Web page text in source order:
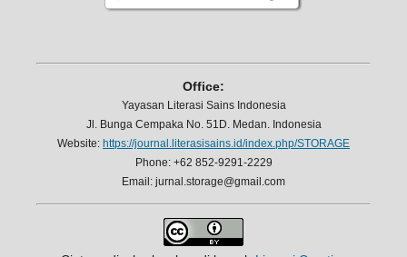
Office:
Yayasan Literasi Sains Indonesia
Jl. Bunga Cempaka No. 51D. Medan. Indonesia
Website: https://journal.literasisains.id/index.php/STORAGE
Phone: +62 852-9291-2229
Email: jurnal.storage@gmail.com